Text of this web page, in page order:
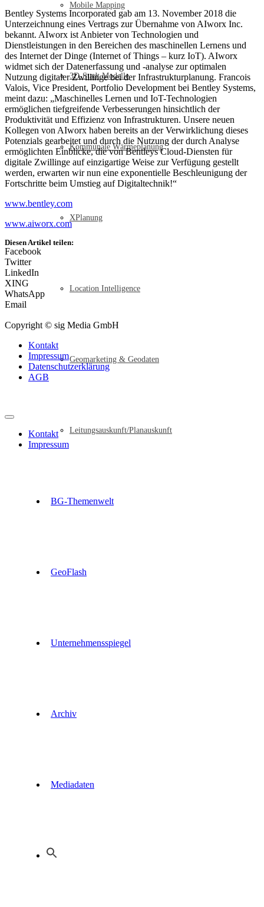
Mobile Mapping
3D-Stadt Modelle
Kommunale Wärmeplanung
XPlanung
Location Intelligence
Geomarketing & Geodaten
Leitungsauskunft/Planauskunft
BG-Themenwelt
GeoFlash
Unternehmensspiegel
Archiv
Mediadaten
Bentley Systems Incorporated gab am 13. November 2018 die
Unterzeichnung eines Vertrags zur Übernahme von AIworx Inc.
bekannt. AIworx ist Anbieter von Technologien und
Dienstleistungen in den Bereichen des maschinellen Lernens und
des Internet der Dinge (Internet of Things – kurz IoT). AIworx
widmet sich der Datenerfassung und -analyse zur optimalen
Nutzung digitaler Zwillinge bei der Infrastrukturplanung. Francois
Valois, Vice President, Portfolio Development bei Bentley Systems,
meint dazu: „Maschinelles Lernen und IoT-Technologien
ermöglichen tiefgreifende Verbesserungen hinsichtlich der
Produktivität und Effizienz von Infrastrukturen. Unsere neuen
Kollegen von AIworx haben bereits an der Verwirklichung dieses
Potenzials gearbeitet und durch die Nutzung der durch Analyse
ermöglichten Einblicke, die von Bentleys Cloud-Diensten für
digitale Zwillinge auf einzigartige Weise zur Verfügung gestellt
werden, erwarten wir nun eine exponentielle Beschleunigung der
Fortschritte beim Umstieg auf Digitaltechnik!“
www.bentley.com
www.aiworx.com
Diesen Artikel teilen:
Facebook
Twitter
LinkedIn
XING
WhatsApp
Email
Copyright © sig Media GmbH
Kontakt
Impressum
Datenschutzerklärung
AGB
Kontakt
Impressum